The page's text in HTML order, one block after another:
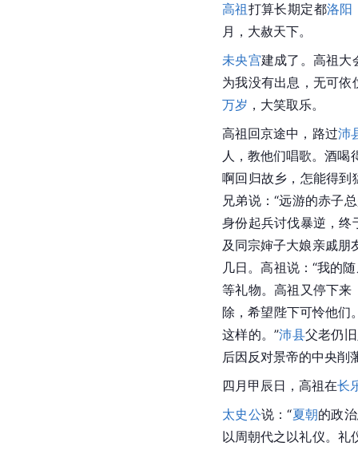
高祖打算长期定都洛阳
月，大赦天下。
未央宫建成了。高祖大
为我没有出息，无可依
万岁 ，大笑取乐。
高祖回京途中，路过沛
人，教他们唱歌。酒喝
啊回归故乡，怎能得到
兄弟说：“远游的赤子
身份起兵讨伐暴逆，终
及同宗婶子大娘亲戚朋
几日。高祖说：“我的
等礼物。高祖又停下来
除，希望陛下可怜他们
这样的。”沛县父老仍
后因反对景帝的中央削
四月甲辰日，高祖在长
太史公说：“夏朝的政
以周朝代之以礼仪。礼